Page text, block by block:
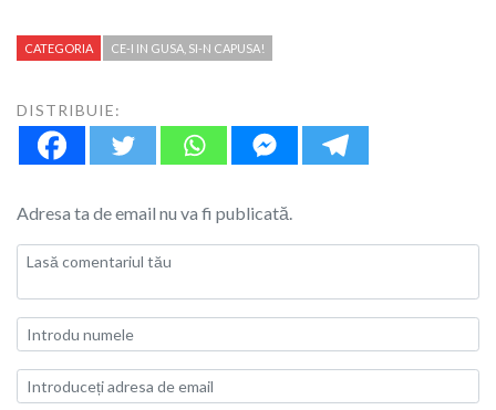
CATEGORIA CE-I IN GUSA, SI-N CAPUSA!
DISTRIBUIE:
Adresa ta de email nu va fi publicată.